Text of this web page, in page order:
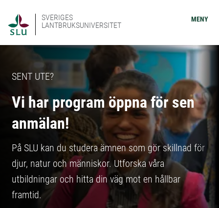
SVERIGES
LANTBRUKSUNIVERSITET
MENY
SENT UTE?
Vi har program öppna för sen
anmälan!
På SLU kan du studera ämnen som gör skillnad för
djur, natur och människor. Utforska våra
utbildningar och hitta din väg mot en hållbar
framtid.